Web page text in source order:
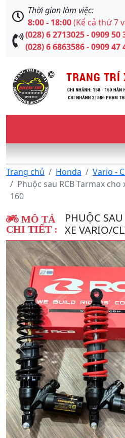
Thời gian làm việc:
8:00 - 18:00(Kể cả thứ 7
(028) 6 2713025 - 0909 50
(028) 6 6863586 - 0909 47
Trang chủ Honda
Vario -
Phuộc sau RCB Tarmax
160
MÔ TẢ
CHI TIẾT :
PHUỘC
XE VARIO/
Quay
Lại